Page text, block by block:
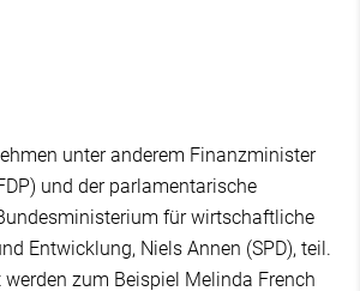
unter anderem Finanzminister
und der parlamentarische
für wirtschaftliche
Entwicklung, Niels Annen (SPD), teil.
zum Beispiel Melinda French